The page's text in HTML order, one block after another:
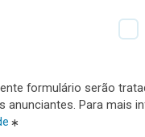
formulário serão
Para mais